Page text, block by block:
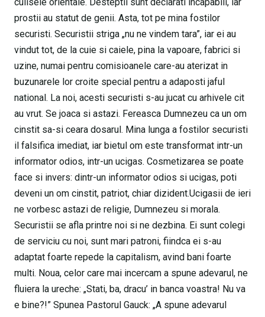
prostii au statut de genii. Asta, tot pe mina fostilor
securisti. Securistii striga „nu ne vindem tara”, iar ei au
vindut tot, de la cuie si caiele, pina la vapoare, fabrici si
uzine, numai pentru comisioanele care-au aterizat in
buzunarele lor croite special pentru a adaposti jaful
national. La noi, acesti securisti s-au jucat cu arhivele cit
au vrut. Se joaca si astazi. Fereasca Dumnezeu ca un om
cinstit sa-si ceara dosarul. Mina lunga a fostilor securisti
il falsifica imediat, iar bietul om este transformat intr-un
informator odios, intr-un ucigas. Cosmetizarea se poate
face si invers: dintr-un informator odios si ucigas, poti
deveni un om cinstit, patriot, chiar dizident.Ucigasii de ieri
ne vorbesc astazi de religie, Dumnezeu si morala.
Securistii se afla printre noi si ne dezbina. Ei sunt colegi
de serviciu cu noi, sunt mari patroni, fiindca ei s-au
adaptat foarte repede la capitalism, avind bani foarte
multi. Noua, celor care mai incercam a spune adevarul, ne
fluiera la ureche: „Stati, ba, dracu’ in banca voastra! Nu va
e bine?!” Spunea Pastorul Gauck: „A spune adevarul